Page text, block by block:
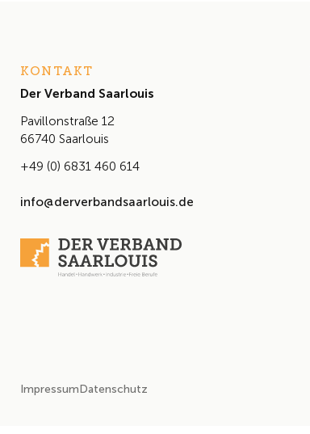
KONTAKT
Der Verband Saarlouis
Pavillonstraße 12
66740 Saarlouis
+49 (0) 6831 460 614
info@derverbandsaarlouis.de
ImpressumDatenschutz